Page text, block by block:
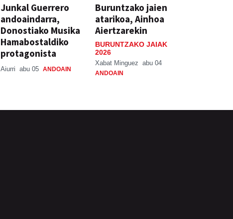
Junkal Guerrero
andoaindarra,
Donostiako Musika
Hamabostaldiko
protagonista
Aiurri abu 05 ANDOAIN
Buruntzako jaien
atarikoa, Ainhoa
Aiertzarekin
BURUNTZAKO JAIAK
2026
Xabat Minguez abu 04
ANDOAIN